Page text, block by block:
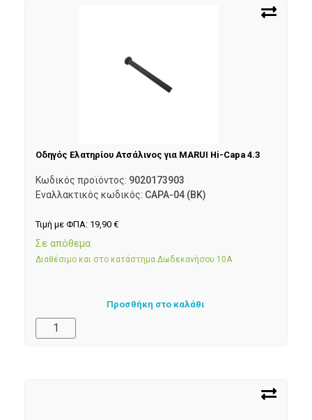
Οδηγός Ελατηρίου Ατσάλινος για MARUI Hi-Capa 4.3
Κωδικός προϊόντος: 9020173903
Εναλλακτικός κωδικός: CAPA-04 (BK)
Τιμή με ΦΠΑ: 19,90 €
Σε απόθεμα
Διαθέσιμο και στο κατάστημα Δωδεκανήσου 10Α
Προσθήκη στο καλάθι